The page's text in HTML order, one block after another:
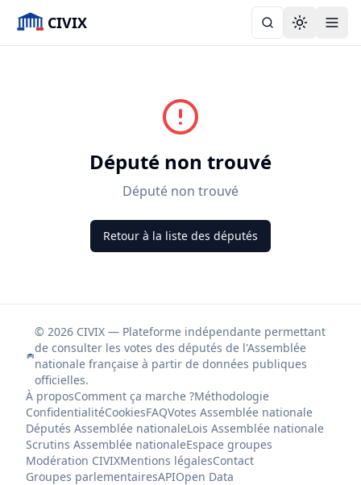
CIVIX Toggle
Député non trouvé
Député non trouvé
Retour à la liste des députés
© 2026 CIVIX — Plateforme indépendante permettant
de consulter les votes des députés de l'Assemblée
nationale française à partir de données publiques
officielles.
À proposComment ça marche ?Méthodologie
ConfidentialitéCookiesFAQVotes Assemblée nationale
Députés Assemblée nationaleLois Assemblée nationale
Scrutins Assemblée nationaleEspace groupes
Modération CIVIXMentions légalesContact
Groupes parlementairesAPIOpen Data